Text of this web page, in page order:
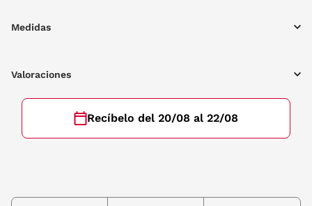
Medidas
Valoraciones
Recíbelo del 20/08 al 22/08